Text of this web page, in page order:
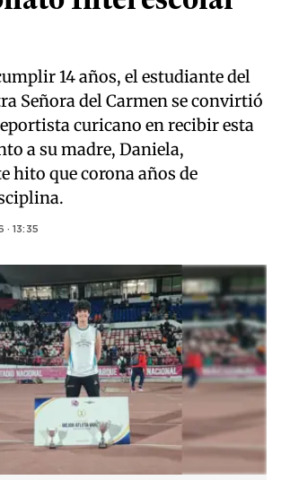
14 años, el estudiante del
Señora del Carmen se convirtió
curicano en recibir esta
a su madre, Daniela,
hito que corona años de
· 13:35